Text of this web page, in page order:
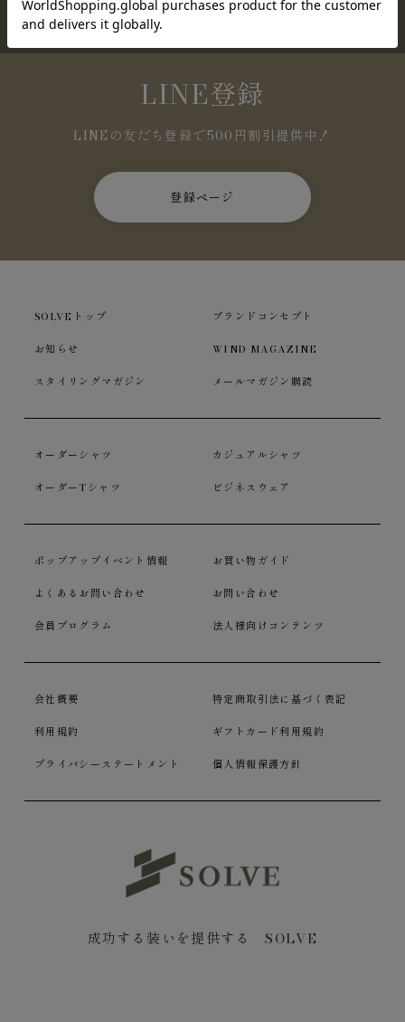
LINE登録
LINEの友だち登録で500円割引提供中！
登録ページ
SOLVEトップ ブランドコンセプト
お知らせ WIND MAGAZINE
スタイリングマガジン メールマガジン購読
オーダーシャツ カジュアルシャツ
オーダーTシャツ ビジネスウェア
ポップアップイベント情報 お買い物ガイド
よくあるお問い合わせ お問い合わせ
会員プログラム 法人様向けコンテンツ
会社概要 特定商取引法に基づく表記
利用規約 ギフトカード利用規約
プライバシーステートメント 個人情報保護方針
成功する装いを提供する SOLVE